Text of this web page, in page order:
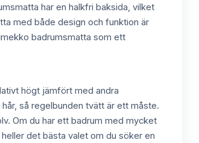
har en halkfri baksida, vilket
med både design och funktion är
badrumsmatta som ett
högt jämfört med andra
så regelbunden tvätt är ett måste.
Om du har ett badrum med mycket
det bästa valet om du söker en